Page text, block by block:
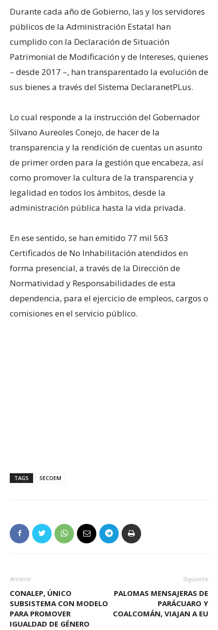
Durante cada año de Gobierno, las y los servidores
públicos de la Administración Estatal han
cumplido con la Declaración de Situación
Patrimonial de Modificación y de Intereses, quienes
– desde 2017 –, han transparentado la evolución de
sus bienes a través del Sistema DeclaranetPLus.
Lo cual responde a la instrucción del Gobernador
Silvano Aureoles Conejo, de hacer de la
transparencia y la rendición de cuentas un asunto
de primer orden para la gestión que encabeza, así
como promover la cultura de la transparencia y
legalidad en todos los ámbitos, desde la
administración pública hasta la vida privada.
En ese sentido, se han emitido 77 mil 563
Certificados de No Inhabilitación atendidos en
forma presencial, a través de la Dirección de
Normatividad y Responsabilidades de esta
dependencia, para el ejercicio de empleos, cargos o
comisiones en el servicio público.
TAGS SECOEM
Anterior
CONALEP, ÚNICO
SUBSISTEMA CON MODELO
PARA PROMOVER
IGUALDAD DE GÉNERO
Siguiente
PALOMAS MENSAJERAS DE
PARÁCUARO Y
COALCOMÁN, VIAJAN A EU